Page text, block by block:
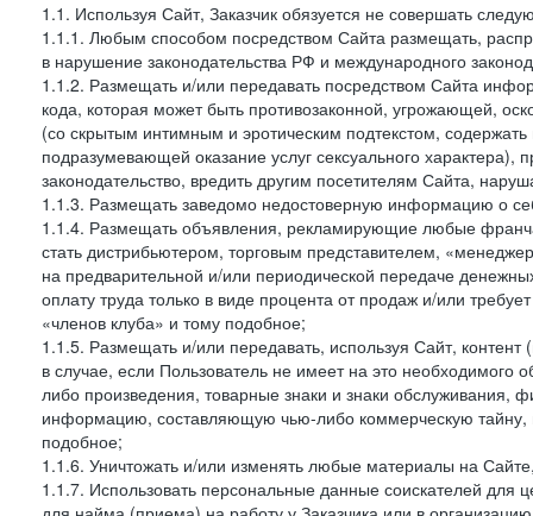
1.1. Используя Сайт, Заказчик обязуется не совершать
1.1.1. Любым способом посредством Сайта размещать,
в нарушение законодательства РФ и международного
1.1.2. Размещать и/или передавать посредством Сайта
кода, которая может быть противозаконной, угрожающей,
(со скрытым интимным и эротическим подтекстом,
подразумевающей оказание услуг сексуального
законодательство, вредить другим посетителям Сайта,
1.1.3. Размещать заведомо недостоверную информацию о
1.1.4. Размещать объявления, рекламирующие любые
стать дистрибьютером, торговым представителем,
на предварительной и/или периодической передаче
оплату труда только в виде процента от продаж и/или
«членов клуба» и тому подобное;
1.1.5. Размещать и/или передавать, используя Сайт,
в случае, если Пользователь не имеет на это
либо произведения, товарные знаки и знаки
информацию, составляющую чью-либо коммерческую тайну,
подобное;
1.1.6. Уничтожать и/или изменять любые материалы на
1.1.7. Использовать персональные данные соискателей для